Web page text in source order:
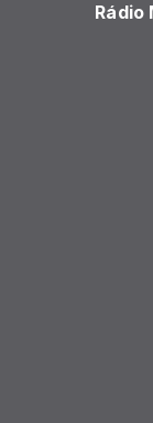
Rádio